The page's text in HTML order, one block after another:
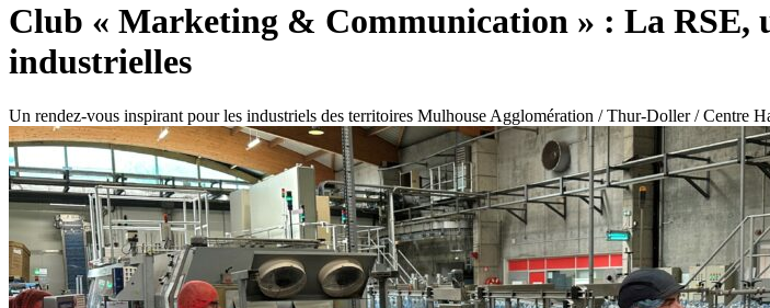
Club « Marketing & Communication » : La RSE,
industrielles
Un rendez-vous inspirant pour les industriels des territoires Mulhouse Agglomération / Thur-Doller / Centre